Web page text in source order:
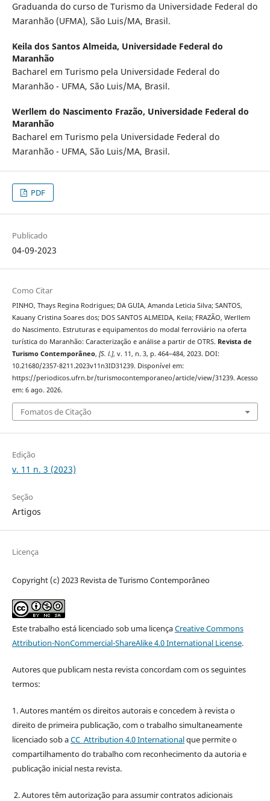
Graduanda do curso de Turismo da Universidade Federal do
Maranhão (UFMA), São Luis/MA, Brasil.
Keila dos Santos Almeida, Universidade Federal do
Maranhão
Bacharel em Turismo pela Universidade Federal do
Maranhão - UFMA, São Luis/MA, Brasil.
Werllem do Nascimento Frazão, Universidade Federal do
Maranhão
Bacharel em Turismo pela Universidade Federal do
Maranhão - UFMA, São Luis/MA, Brasil.
PDF
Publicado
04-09-2023
Como Citar
PINHO, Thays Regina Rodrigues; DA GUIA, Amanda Leticia Silva; SANTOS,
Kauany Cristina Soares dos; DOS SANTOS ALMEIDA, Keila; FRAZÃO, Werllem
do Nascimento. Estruturas e equipamentos do modal ferroviário na oferta
turística do Maranhão: Caracterização e análise a partir de OTRS. Revista de
Turismo Contemporâneo, [S. l.], v. 11, n. 3, p. 464–484, 2023. DOI:
10.21680/2357-8211.2023v11n3ID31239. Disponível em:
https://periodicos.ufrn.br/turismocontemporaneo/article/view/31239. Acesso
em: 6 ago. 2026.
Fomatos de Citação
Edição
v. 11 n. 3 (2023)
Seção
Artigos
Licença
Copyright (c) 2023 Revista de Turismo Contemporâneo
Este trabalho está licenciado sob uma licençaCreative Commons
Attribution-NonCommercial-ShareAlike 4.0 International License.
Autores que publicam nesta revista concordam com os seguintes
termos:
1. Autores mantém os direitos autorais e concedem à revista o
direito de primeira publicação, com o trabalho simultaneamente
licenciado sob aCC Attribution 4.0 Internationalque permite o
compartilhamento do trabalho com reconhecimento da autoria e
publicação inicial nesta revista.
2. Autores têm autorização para assumir contratos adicionais